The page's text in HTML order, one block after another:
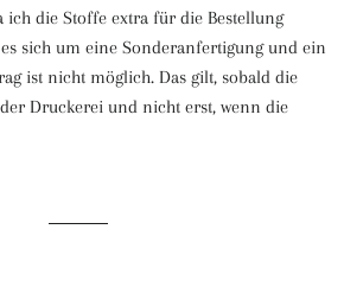
ich die Stoffe extra für die Bestellung
sich um eine Sonderanfertigung und ein
ist nicht möglich. Das gilt, sobald die
Druckerei und nicht erst, wenn die